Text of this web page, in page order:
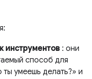
инструментов : они
способ для
ты умеешь делать?» и